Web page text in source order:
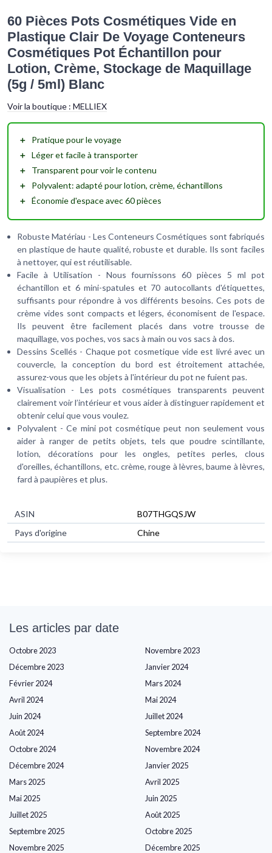
60 Pièces Pots Cosmétiques Vide en
Plastique Clair De Voyage Conteneurs
Cosmétiques Pot Échantillon pour
Lotion, Crème, Stockage de Maquillage
(5g / 5ml) Blanc
Voir la boutique : MELLIEX
＋ Pratiquepour le voyage
＋ Légeret facile à transporter
＋
Transparent pour voir le contenu
＋
Polyvalent: adapté pour lotion, crème, échantillons
＋ Économied'espace avec 60 pièces
Robuste Matériau - Les Conteneurs Cosmétiques sont fabriqués
en plastique de haute qualité, robuste et durable. Ils sont faciles
à nettoyer, qui est réutilisable.
Facile à Utilisation - Nous fournissons 60 pièces 5 ml pot
échantillon et 6 mini-spatules et 70 autocollants d'étiquettes,
suffisants pour répondre à vos différents besoins. Ces pots de
crème vides sont compacts et légers, économisent de l'espace.
Ils peuvent être facilement placés dans votre trousse de
maquillage, vos poches, vos sacs à main ou vos sacs à dos.
Dessins Scellés - Chaque pot cosmetique vide est livré avec un
couvercle, la conception du bord est étroitement attachée,
assurez-vous que les objets à l'intérieur du pot ne fuient pas.
Visualisation - Les pots cosmétiques transparents peuvent
clairement voir l’intérieur et vous aider à distinguer rapidement et
obtenir celui que vous voulez.
Polyvalent - Ce mini pot cosmétique peut non seulement vous
aider à ranger de petits objets, tels que poudre scintillante,
lotion, décorations pour les ongles, petites perles, clous
d'oreilles, échantillons, etc. crème, rouge à lèvres, baume à lèvres,
fard à paupières et plus.
ASIN
B07THGQSJW
Pays d'origine
Chine
Les articles par date
Octobre 2023
Novembre 2023
Décembre 2023
Janvier 2024
Février 2024
Mars 2024
Avril 2024
Mai 2024
Juin 2024
Juillet 2024
Août 2024
Septembre 2024
Octobre 2024
Novembre 2024
Décembre 2024
Janvier 2025
Mars 2025
Avril 2025
Mai 2025
Juin 2025
Juillet 2025
Août 2025
Septembre 2025
Octobre 2025
Novembre 2025
Décembre 2025